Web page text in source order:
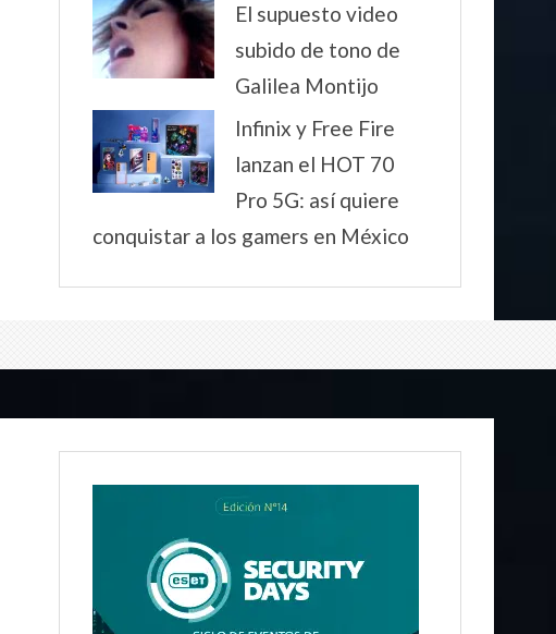
El supuesto video
subido de tono de
Galilea Montijo
Infinix y Free Fire
lanzan el HOT 70
Pro 5G: así quiere
conquistar a los gamers en México